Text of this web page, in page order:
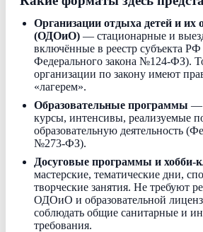
Организации отдыха детей и их
(ОДОиО) — стационарные и
включённые в реестр субъекта РФ
Федерального закона №124-ФЗ).
организации по закону имеют
«лагерем».
Образовательные программы —
курсы, интенсивы, реализуемые
образовательную деятельность
№273-ФЗ).
Досуговые программы и хобби-
мастерские, тематические дни,
творческие занятия. Не требуют
ОДОиО и образовательной
соблюдать общие санитарные и
требования.